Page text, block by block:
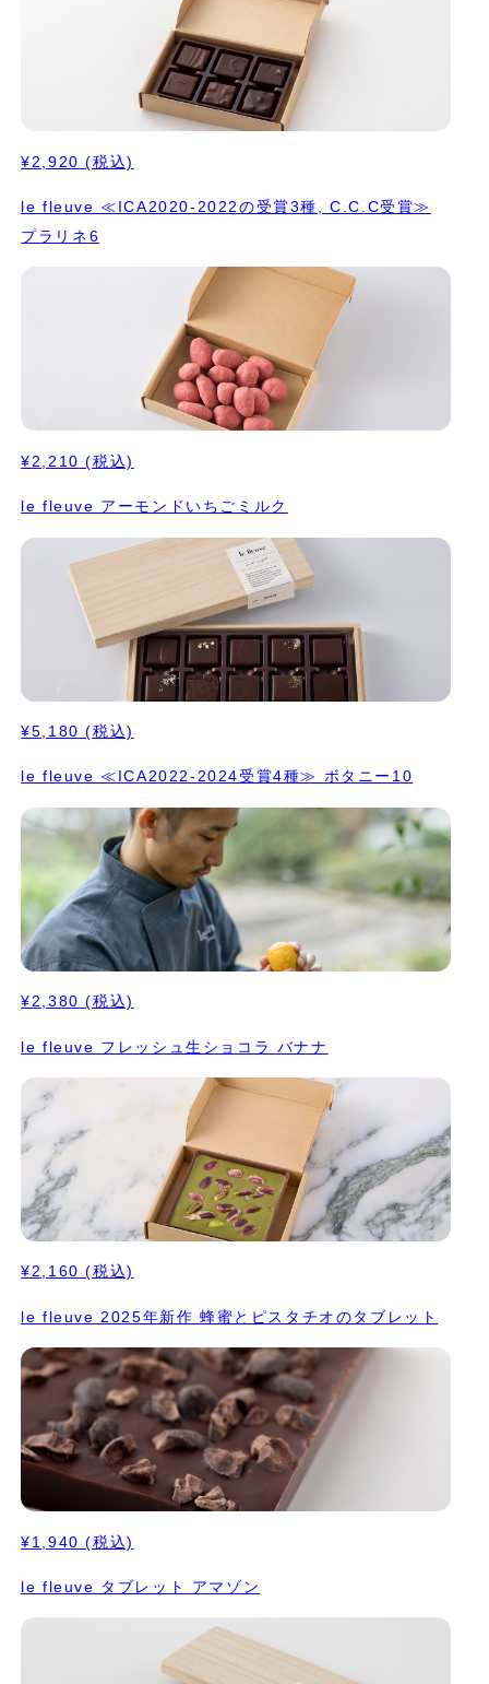
ラメル 季節の異なるはちみつをバランスよくブレンドして。甘味
と苦味の調和から始まり、後味のキレまで味わいが移り変わる変化
も楽しいひと粒です。
¥2,920 (税込)
le fleuve ≪ICA2020-2022の受賞3種, C.C.C受賞≫
プラリネ6
¥2,210 (税込)
le fleuve アーモンドいちごミルク
¥5,180 (税込)
le fleuve ≪ICA2022-2024受賞4種≫ ボタニー10
¥2,380 (税込)
le fleuve フレッシュ生ショコラ バナナ
¥2,160 (税込)
le fleuve 2025年新作 蜂蜜とピスタチオのタブレット
¥1,940 (税込)
le fleuve タブレット アマゾン